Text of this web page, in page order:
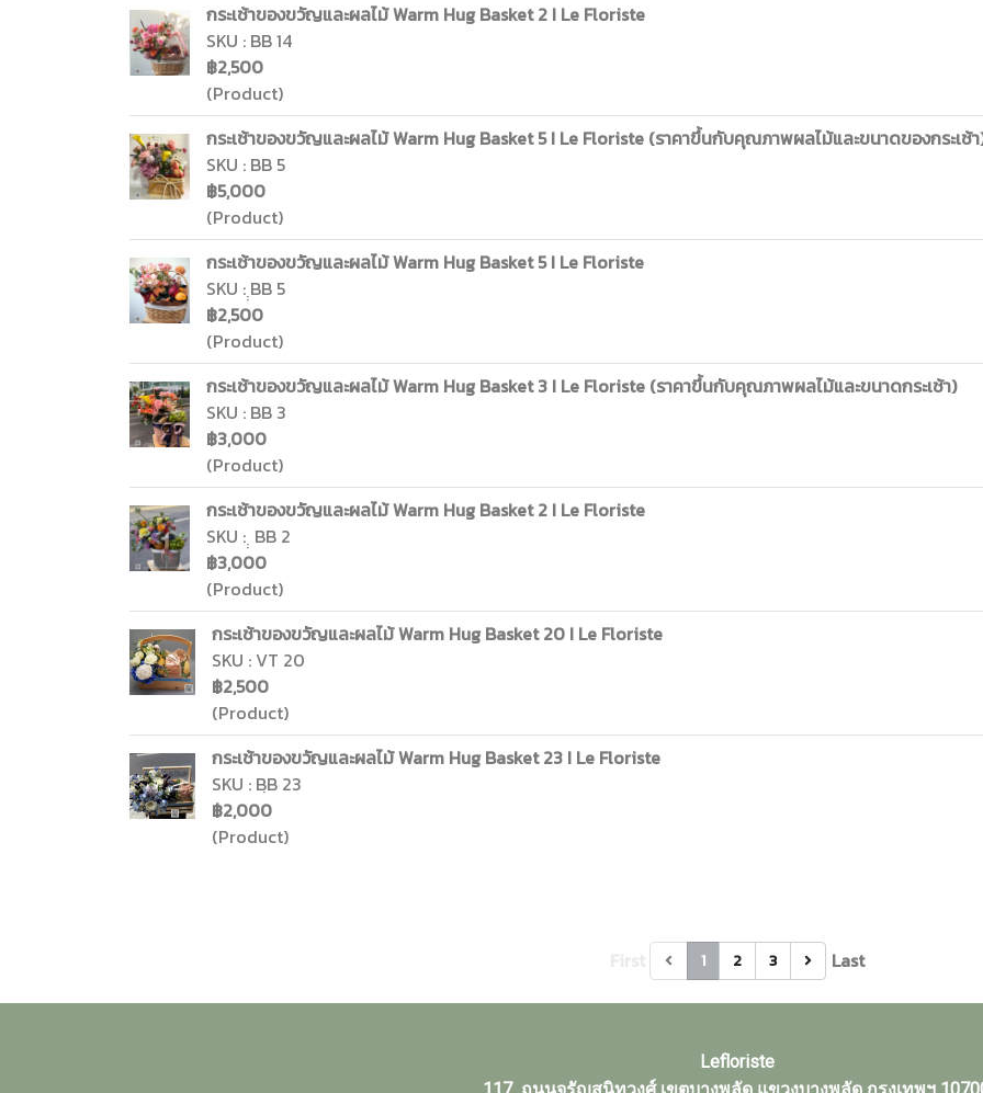
กระเช้าของขวัญและผลไม้ Warm Hug Basket 2 I Le Floriste
SKU : BB 14
฿2,500
(Product)
กระเช้าของขวัญและผลไม้ Warm Hug Basket 5 I Le Floriste (ราคาขึ้นกับคุณภาพผลไม้และขนาดของกระเช้
SKU : BB 5
฿5,000
(Product)
กระเช้าของขวัญและผลไม้ Warm Hug Basket 5 I Le Floriste
SKU : ฺฺBB 5
฿2,500
(Product)
กระเช้าของขวัญและผลไม้ Warm Hug Basket 3 I Le Floriste (ราคาขึ้นกับคุณภาพผลไม้และขนาดกระเช้า)
SKU : BB 3
฿3,000
(Product)
กระเช้าของขวัญและผลไม้ Warm Hug Basket 2 I Le Floriste
SKU : ฺฺ BB 2
฿3,000
(Product)
กระเช้าของขวัญและผลไม้ Warm Hug Basket 20 I Le Floriste
SKU : VT 20
฿2,500
(Product)
กระเช้าของขวัญและผลไม้ Warm Hug Basket 23 I Le Floriste
SKU : BฺB 23
฿2,000
(Product)
1 2 3 Last
Lefloriste